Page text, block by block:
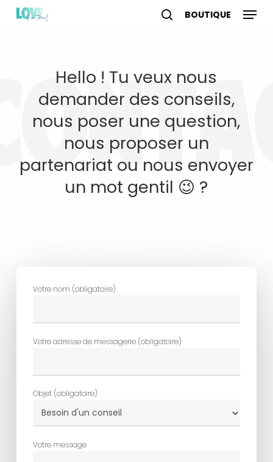
Menu
Hello ! Tu veux nous
demander des conseils,
nous poser une question,
nous proposer un
partenariat ou nous envoyer
un mot gentil 😉 ?
Votre nom (obligatoire)
Votre adresse de messagerie (obligatoire)
Objet (obligatoire)
Votre message